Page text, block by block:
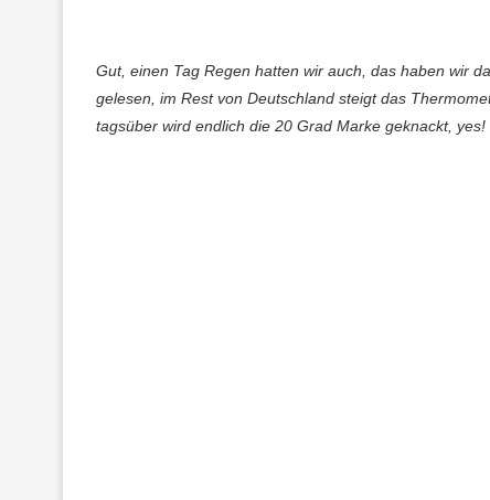
Gut, einen Tag Regen hatten wir auch, das haben wir
gelesen, im Rest von Deutschland steigt das
tagsüber wird endlich die 20 Grad Marke geknackt, yes!